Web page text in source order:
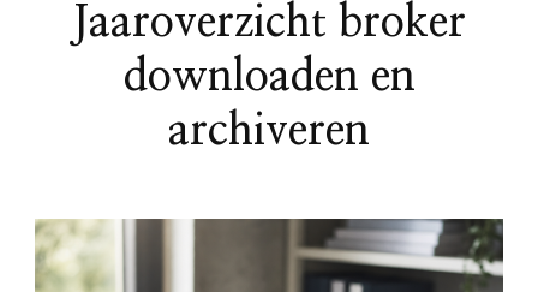
Jaaroverzicht broker
downloaden en
archiveren